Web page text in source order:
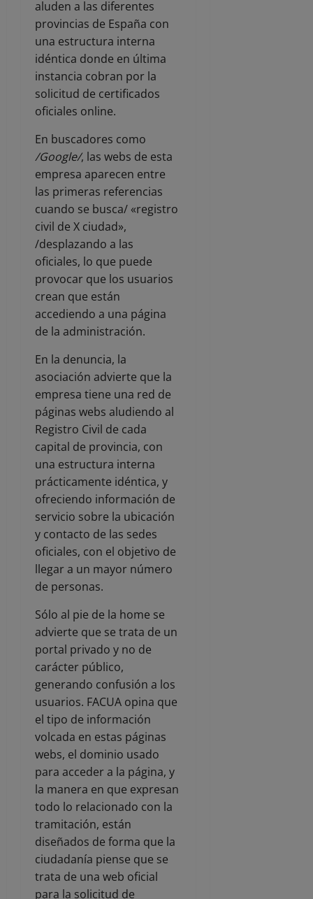
aluden a las diferentes
provincias de España con
una estructura interna
idéntica donde en última
instancia cobran por la
solicitud de certificados
oficiales online.
En buscadores como
/Google/, las webs de esta
empresa aparecen entre
las primeras referencias
cuando se busca/ «registro
civil de X ciudad»,
/desplazando a las
oficiales, lo que puede
provocar que los usuarios
crean que están
accediendo a una página
de la administración.
En la denuncia, la
asociación advierte que la
empresa tiene una red de
páginas webs aludiendo al
Registro Civil de cada
capital de provincia, con
una estructura interna
prácticamente idéntica, y
ofreciendo información de
servicio sobre la ubicación
y contacto de las sedes
oficiales, con el objetivo de
llegar a un mayor número
de personas.
Sólo al pie de la home se
advierte que se trata de un
portal privado y no de
carácter público,
generando confusión a los
usuarios. FACUA opina que
el tipo de información
volcada en estas páginas
webs, el dominio usado
para acceder a la página, y
la manera en que expresan
todo lo relacionado con la
tramitación, están
diseñados de forma que la
ciudadanía piense que se
trata de una web oficial
para la solicitud de